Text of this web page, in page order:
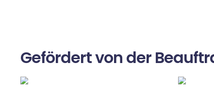
Gefördert von der